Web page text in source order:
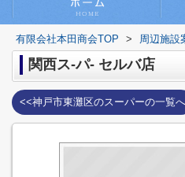
有限会社本田商会TOP > 周辺施設
関西ス-パ- セルバ店
<<神戸市東灘区のスーパーの一覧へ